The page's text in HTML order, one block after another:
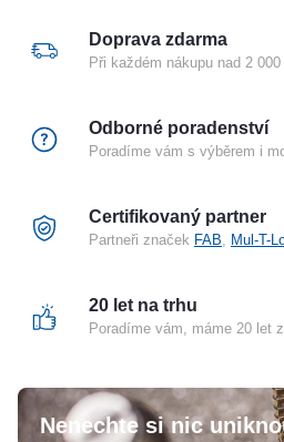
Doprava zdarma
Při každém nákupu nad 2 000
Odborné poradenství
Poradíme vám s výběrem i
Certifikovaný partner
Partneři značek FAB Mul-T-
20 let na trhu
Poradíme vám, máme 20 let
Nenechte si nic